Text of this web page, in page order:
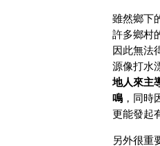
雖然鄉下
許多鄉村
因此無法
源像打水
地人來主
鳴 ，同時
更能發起
另外很重